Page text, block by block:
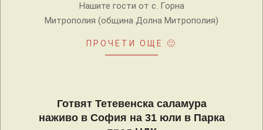
Нашите гости от с. Горна
Митрополия (община Долна Митрополия)
ПРОЧЕТИ ОЩЕ 🙂
Готвят Тетевенска саламура
наживо в София на 31 юли в Парка